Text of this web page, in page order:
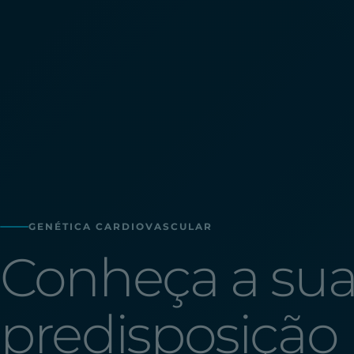
GENÉTICA CARDIOVASCULAR
Conheça a
predisposição